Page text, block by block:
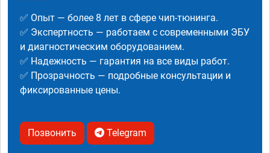
✅ Опыт — более 8 лет в сфере чип-тюнинга.
✅ Экспертность — работаем с современными ЭБУ
и диагностическим оборудованием.
✅ Надежность — гарантия на все виды работ.
✅ Прозрачность — подробные консультации и
фиксированные цены.
Позвонить Telegram